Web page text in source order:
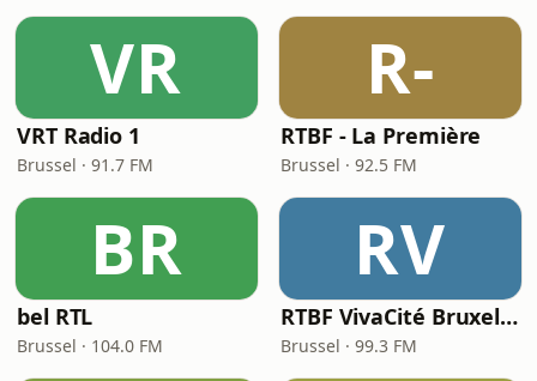
VR
VRT Radio 1
Brussel · 91.7 FM
R-
RTBF - La Première
Brussel · 92.5 FM
BR
bel RTL
Brussel · 104.0 FM
RV
RTBF VivaCité Bruxelles
Brussel · 99.3 FM